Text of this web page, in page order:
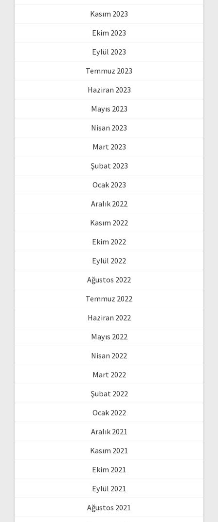
Kasım 2023
Ekim 2023
Eylül 2023
Temmuz 2023
Haziran 2023
Mayıs 2023
Nisan 2023
Mart 2023
Şubat 2023
Ocak 2023
Aralık 2022
Kasım 2022
Ekim 2022
Eylül 2022
Ağustos 2022
Temmuz 2022
Haziran 2022
Mayıs 2022
Nisan 2022
Mart 2022
Şubat 2022
Ocak 2022
Aralık 2021
Kasım 2021
Ekim 2021
Eylül 2021
Ağustos 2021